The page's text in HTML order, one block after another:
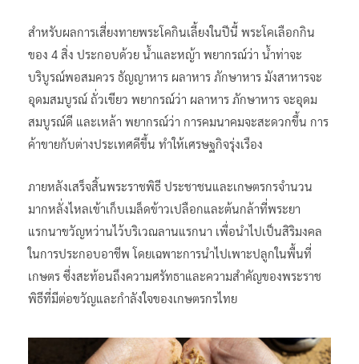
สำหรับผลการเสี่ยงทายพระโคกินเลี้ยงในปีนี้ พระโคเลือกกิน
ของ 4 สิ่ง ประกอบด้วย น้ำและหญ้า พยากรณ์ว่า น้ำท่าจะ
บริบูรณ์พอสมควร ธัญญาหาร ผลาหาร ภักษาหาร มังสาหารจะ
อุดมสมบูรณ์ ถั่วเขียว พยากรณ์ว่า ผลาหาร ภักษาหาร จะอุดม
สมบูรณ์ดี และเหล้า พยากรณ์ว่า การคมนาคมจะสะดวกขึ้น การ
ค้าขายกับต่างประเทศดีขึ้น ทำให้เศรษฐกิจรุ่งเรือง
ภายหลังเสร็จสิ้นพระราชพิธี ประชาชนและเกษตรกรจำนวน
มากหลั่งไหลเข้าเก็บเมล็ดข้าวเปลือกและต้นกล้าที่พระยา
แรกนาขวัญหว่านไว้บริเวณลานแรกนา เพื่อนำไปเป็นสิริมงคล
ในการประกอบอาชีพ โดยเฉพาะการนำไปเพาะปลูกในพื้นที่
เกษตร ซึ่งสะท้อนถึงความศรัทธาและความสำคัญของพระราช
พิธีที่มีต่อขวัญและกำลังใจของเกษตรกรไทย